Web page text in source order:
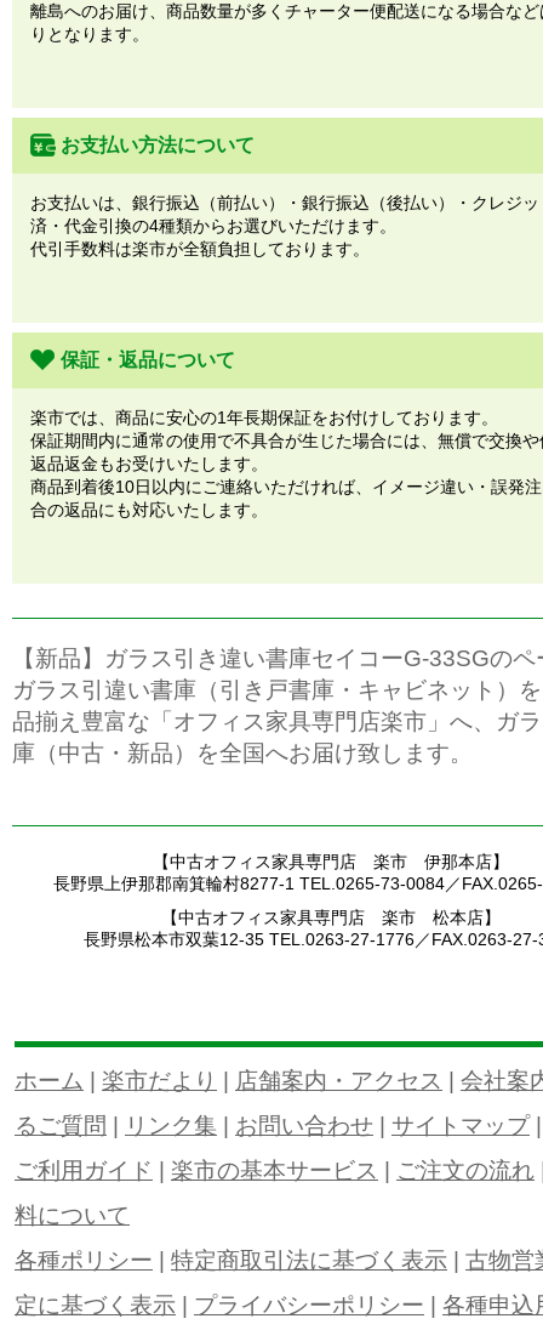
離島へのお届け、商品数量が多くチャーター便配送になる場合な
りとなります。
お支払い方法について
お支払いは、銀行振込（前払い）・銀行振込（後払い）・クレジ
済・代金引換の4種類からお選びいただけます。
代引手数料は楽市が全額負担しております。
保証・返品について
楽市では、商品に安心の1年長期保証をお付けしております。
保証期間内に通常の使用で不具合が生じた場合には、無償で交換
返品返金もお受けいたします。
商品到着後10日以内にご連絡いただければ、イメージ違い・誤発
合の返品にも対応いたします。
【新品】ガラス引き違い書庫セイコーG-33SGの
ガラス引違い書庫（引き戸書庫・キャビネット）
品揃え豊富な「オフィス家具専門店楽市」へ、ガ
庫（中古・新品）を全国へお届け致します。
【中古オフィス家具専門店 楽市 伊那本店】
長野県上伊那郡南箕輪村8277-1 TEL.0265-73-0084／
【中古オフィス家具専門店 楽市 松本店】
長野県松本市双葉12-35 TEL.0263-27-1776／FAX.0263-27-
ホーム 楽市だより 店舗案内・アクセス
会社案
るご質問
リンク集 お問い合わせ サイトマップ
ご利用ガイド
楽市の基本サービス ご注文の流れ
料について
各種ポリシー
特定商取引法に基づく表示
古物営
定に基づく表示
プライバシーポリシー 各種申込